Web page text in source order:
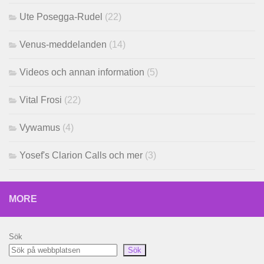
Ute Posegga-Rudel (22)
Venus-meddelanden (14)
Videos och annan information (5)
Vital Frosi (22)
Vywamus (4)
Yosef's Clarion Calls och mer (3)
MORE
Sök
Sök